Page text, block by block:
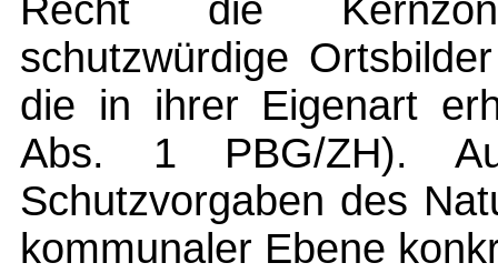
Recht die
schutzwürdige
die in ihrer Eigenart
Abs. 1 PBG/ZH).
Schutzvorgaben des
kommunaler Ebene